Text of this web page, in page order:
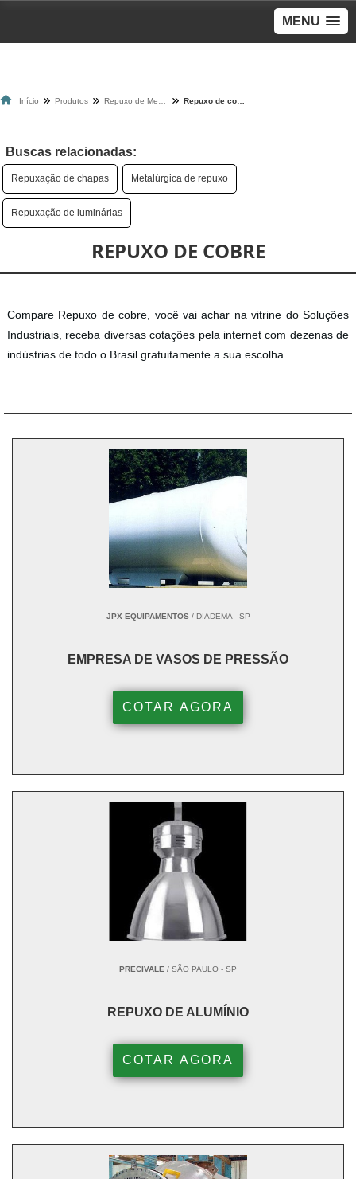
MENU
Início Produtos
Buscas relacionadas:
Repuxação de chapas Metalúrgica de repuxo
Repuxação de luminárias
REPUXO DE COBRE
Compare Repuxo de cobre, você vai achar na vitrine do Soluções
Industriais, receba diversas cotações pela internet com dezenas de
indústrias de todo o Brasil gratuitamente a sua escolha
JPX EQUIPAMENTOS/ DIADEMA - SP
EMPRESA DE VASOS DE PRESSÃO
COTAR AGORA
PRECIVALE / SÃO PAULO - SP
REPUXO DE ALUMÍNIO
COTAR AGORA